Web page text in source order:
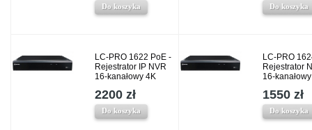
Do koszyka Do koszyka
LC-PRO 1622 PoE -
Rejestrator IP NVR
16-kanałowy 4K
2200 zł
Do koszyka
LC-PRO
Rejestrator
16-
1550 zł
Do koszyka